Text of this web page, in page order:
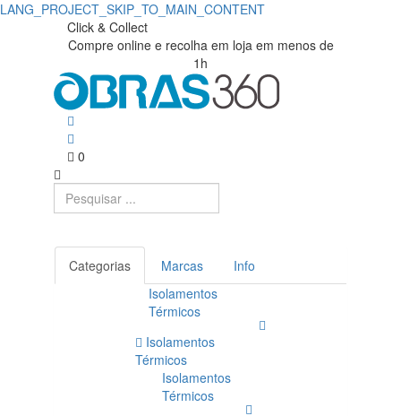
LANG_PROJECT_SKIP_TO_MAIN_CONTENT
Click & Collect
Compre online e recolha em loja em menos de
1h
0
Categorias Marcas
Info
Isolamentos
Térmicos
Isolamentos
Térmicos
Isolamentos
Térmicos